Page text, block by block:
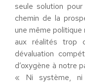
seule solution
chemin de la
une même politique
aux réalités trop
dévaluation
d’oxygène à notre
« Ni système, ni